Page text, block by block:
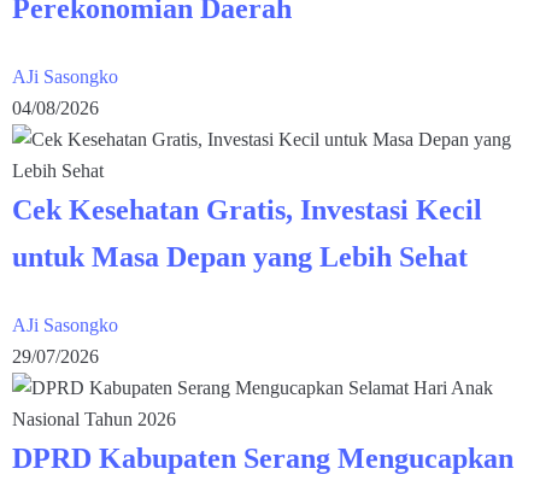
Perekonomian Daerah
AJi Sasongko
04/08/2026
Cek Kesehatan Gratis, Investasi Kecil
untuk Masa Depan yang Lebih Sehat
AJi Sasongko
29/07/2026
DPRD Kabupaten Serang Mengucapkan